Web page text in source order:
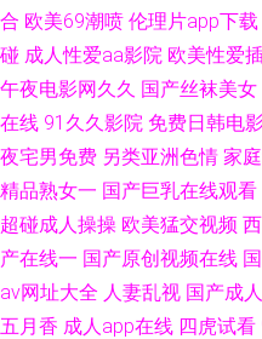
porn蝌蚪 韩日乱色 色色综合网免
线看 91在线免费视频观看 岛国AV
日韩网欧美网 四虎四级av 亚洲成
AV 国产传媒合集 在线观看亚洲色
费黄色 婷婷丁香先锋 一本道av福
合 欧美69潮喷 伦理片app下载
碰 成人性爱aa影院 欧美性爱
午夜电影网久久 国产丝袜美女
在线 91久久影院 免费日韩电
夜宅男免费 另类亚洲色情 家
精品熟女一 国产巨乳在线观看
超碰成人操操 欧美猛交视频
产在线一 国产原创视频在线
av网址大全 人妻乱视 国产成
五月香 成人app在线 四虎试看